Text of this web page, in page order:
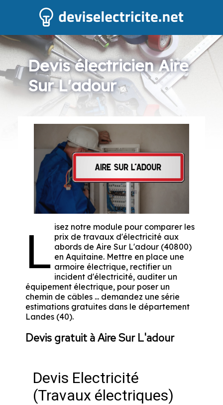
Devis électricien Aire
Sur L'adour
L isez notre module pour comparer les
prix de travaux d'électricité aux
abords de Aire Sur L'adour (40800)
en Aquitaine. Mettre en place une
armoire électrique, rectifier un
incident d'électricité, auditer un
équipement électrique, pour poser un
chemin de câbles ... demandez une série
estimations gratuites dans le département
Landes (40).
Devis gratuit à Aire Sur L'adour
Devis Electricité
(Travaux électriques)